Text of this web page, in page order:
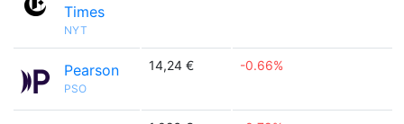
Times
NYT
Pearson
PSO
14,24 € -0.66%